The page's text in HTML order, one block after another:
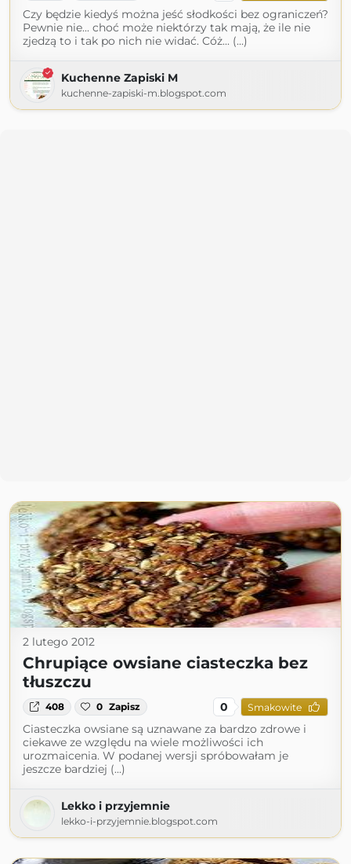
Czy będzie kiedyś można jeść słodkości bez ograniczeń?
Pewnie nie... choć może niektórzy tak mają, że ile nie
zjedzą to i tak po nich nie widać. Cóż... (...)
Kuchenne Zapiski M
kuchenne-zapiski-m.blogspot.com
2 lutego 2012
Chrupiące owsiane ciasteczka bez
tłuszczu
408 0 Zapisz 0 Smakowite
Ciasteczka owsiane są uznawane za bardzo zdrowe i
ciekawe ze względu na wiele możliwości ich
urozmaicenia. W podanej wersji spróbowałam je
jeszcze bardziej (...)
Lekko i przyjemnie
lekko-i-przyjemnie.blogspot.com